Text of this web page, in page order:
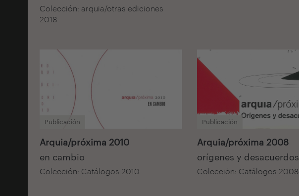
Colección: arquia/otras ediciones
2018
Publicación
Arquia/próxima 2010
en cambio
Colección: Catálogos 2010
Publicación
Arquia/próxima 2008
orígenes y desacuerdos
Colección: Catálogos 2008